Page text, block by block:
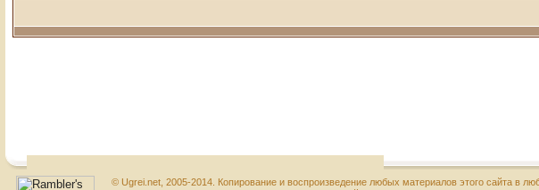
© Ugrei.net, 2005-2014. Копирование и воспроизведение любых материалов этого сайта в